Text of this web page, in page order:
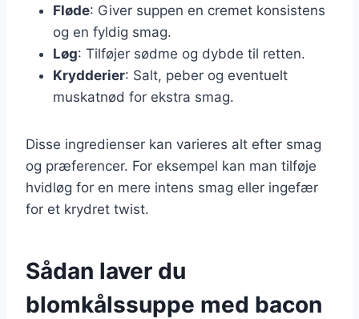
Fløde: Giver suppen en cremet konsistens
og en fyldig smag.
Løg: Tilføjer sødme og dybde til retten.
Krydderier: Salt, peber og eventuelt
muskatnød for ekstra smag.
Disse ingredienser kan varieres alt efter smag
og præferencer. For eksempel kan man tilføje
hvidløg for en mere intens smag eller ingefær
for et krydret twist.
Sådan laver du
blomkålssuppe med bacon